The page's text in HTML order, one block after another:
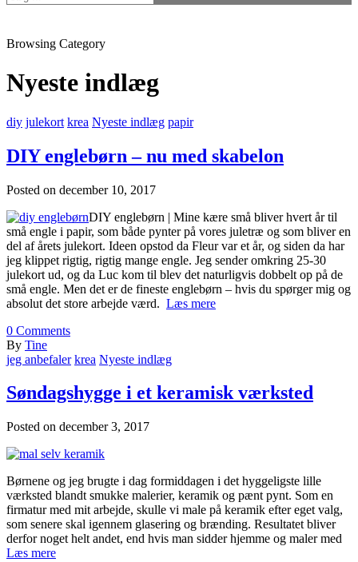
Browsing Category
Nyeste indlæg
diy julekort krea Nyeste indlæg papir
DIY englebørn – nu med skabelon
Posted on december 10, 2017
DIY englebørn | Mine kære små bliver hvert år til
små engle i papir, som både pynter på vores juletræ og som bliver en
del af årets julekort. Ideen opstod da Fleur var et år, og siden da har
jeg klippet rigtig, rigtig mange engle. Jeg sender omkring 25-30
julekort ud, og da Luc kom til blev det naturligvis dobbelt op på de
små engle. Men det er de fineste englebørn – hvis du spørger mig og
absolut det store arbejde værd. Læs mere
0 Comments
By Tine
jeg anbefaler krea Nyeste indlæg
Søndagshygge i et keramisk værksted
Posted on december 3, 2017
Børnene og jeg brugte i dag formiddagen i det hyggeligste lille
værksted blandt smukke malerier, keramik og pænt pynt. Som en
firmatur med mit arbejde, skulle vi male på keramik efter eget valg,
som senere skal igennem glasering og brænding. Resultatet bliver
derfor noget helt andet, end hvis man sidder hjemme og maler med
Læs mere